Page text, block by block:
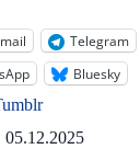
Telegram
Bluesky
05.12.2025